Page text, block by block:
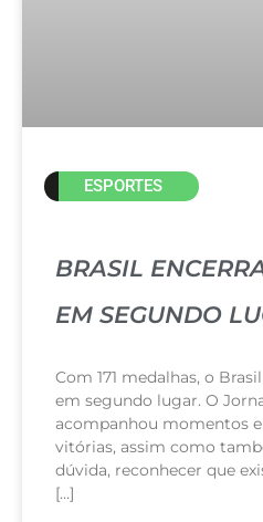
ESPORTES
BRASIL
EM SEGUNDO
Com 171 medalhas, o
em segundo lugar. O
acompanhou momentos
vitórias, assim como
dúvida, reconhecer que
[…]